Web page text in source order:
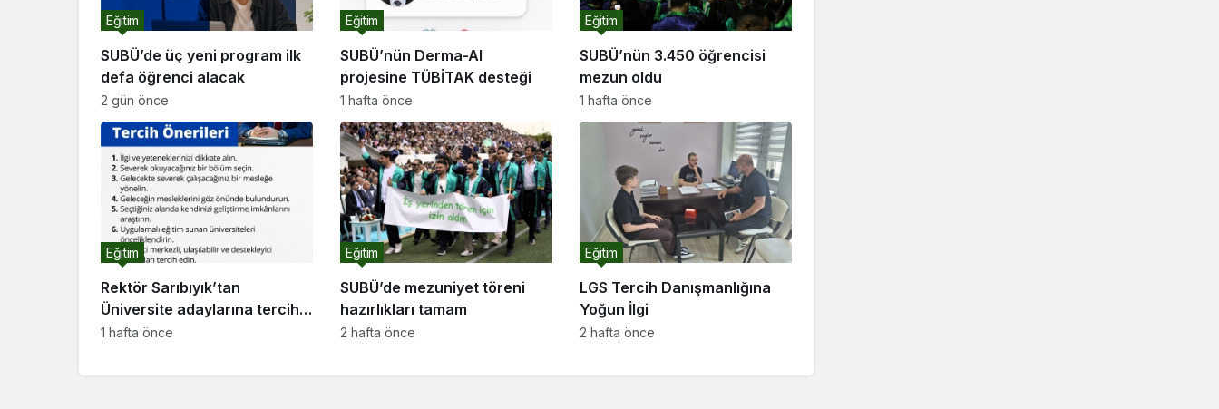
SUBÜ’de üç yeni program ilk
defa öğrenci alacak
Eğitim
2 gün önce
SUBÜ’nün Derma-AI
projesine TÜBİTAK desteği
Eğitim
1 hafta önce
SUBÜ’nün 3.450 öğrencisi
mezun oldu
Eğitim
1 hafta önce
Rektör Sarıbıyık’tan
Üniversite adaylarına tercihi
önerileri
Eğitim
1 hafta önce
SUBÜ’de mezuniyet töreni
hazırlıkları tamam
Eğitim
2 hafta önce
LGS Tercih Danışmanlığına
Yoğun İlgi
Eğitim
2 hafta önce